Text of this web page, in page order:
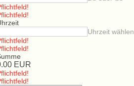
Uhrzeit wählen
EUR